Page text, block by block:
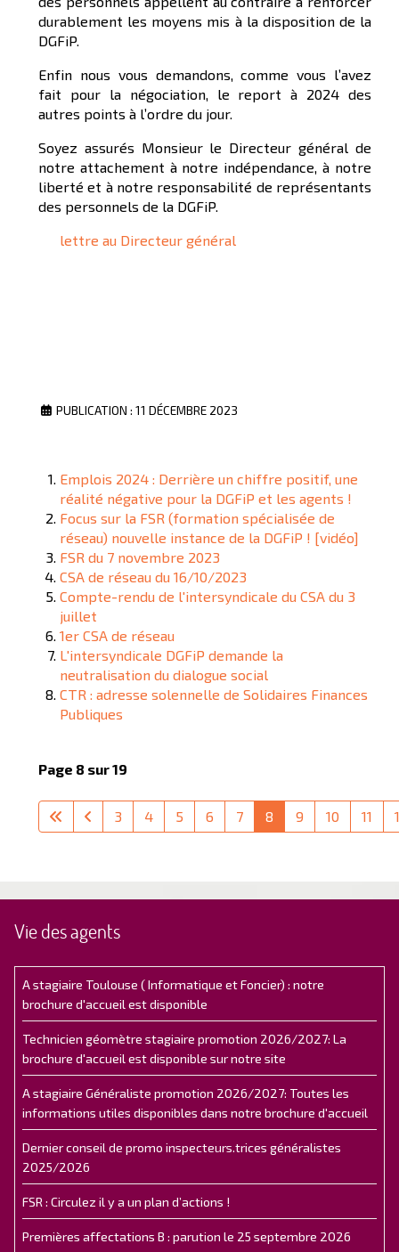
durablement les moyens mis à la disposition de la
DGFiP.
Enfin nous vous demandons, comme vous l’avez
fait pour la négociation, le report à 2024 des
autres points à l’ordre du jour.
Soyez assurés Monsieur le Directeur général de
notre attachement à notre indépendance, à notre
liberté et à notre responsabilité de représentants
des personnels de la DGFiP.
lettre au Directeur général
PUBLICATION : 11 DÉCEMBRE 2023
Emplois 2024 : Derrière un chiffre positif, une
réalité négative pour la DGFiP et les agents !
Focus sur la FSR (formation spécialisée de
réseau) nouvelle instance de la DGFiP ! [vidéo]
FSR du 7 novembre 2023
CSA de réseau du 16/10/2023
Compte-rendu de l'intersyndicale du CSA du 3
juillet
1er CSA de réseau
L'intersyndicale DGFiP demande la
neutralisation du dialogue social
CTR : adresse solennelle de Solidaires Finances
Publiques
Page 8 sur 19
3 4 5 6 7 8 9 10 11
Vie des agents
A stagiaire Toulouse ( Informatique et Foncier) : notre
brochure d'accueil est disponible
Technicien géomètre stagiaire promotion 2026/2027: La
brochure d'accueil est disponible sur notre site
A stagiaire Généraliste promotion 2026/2027: Toutes les
informations utiles disponibles dans notre brochure d'accueil
Dernier conseil de promo inspecteurs.trices généralistes
2025/2026
FSR : Circulez il y a un plan d’actions !
Premières affectations B : parution le 25 septembre 2026